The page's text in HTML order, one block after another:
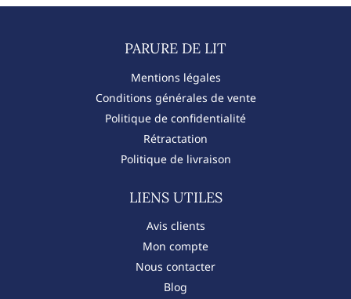
PARURE DE LIT​
Mentions légales
Conditions générales de vente
Politique de confidentialité
Rétractation
Politique de livraison
LIENS UTILES
Avis clients
Mon compte
Nous contacter
Blog